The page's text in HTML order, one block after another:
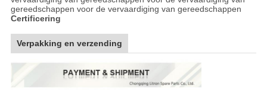
gereedschappen voor de vervaardiging van gereedschappen
Certificering
Verpakking en verzending